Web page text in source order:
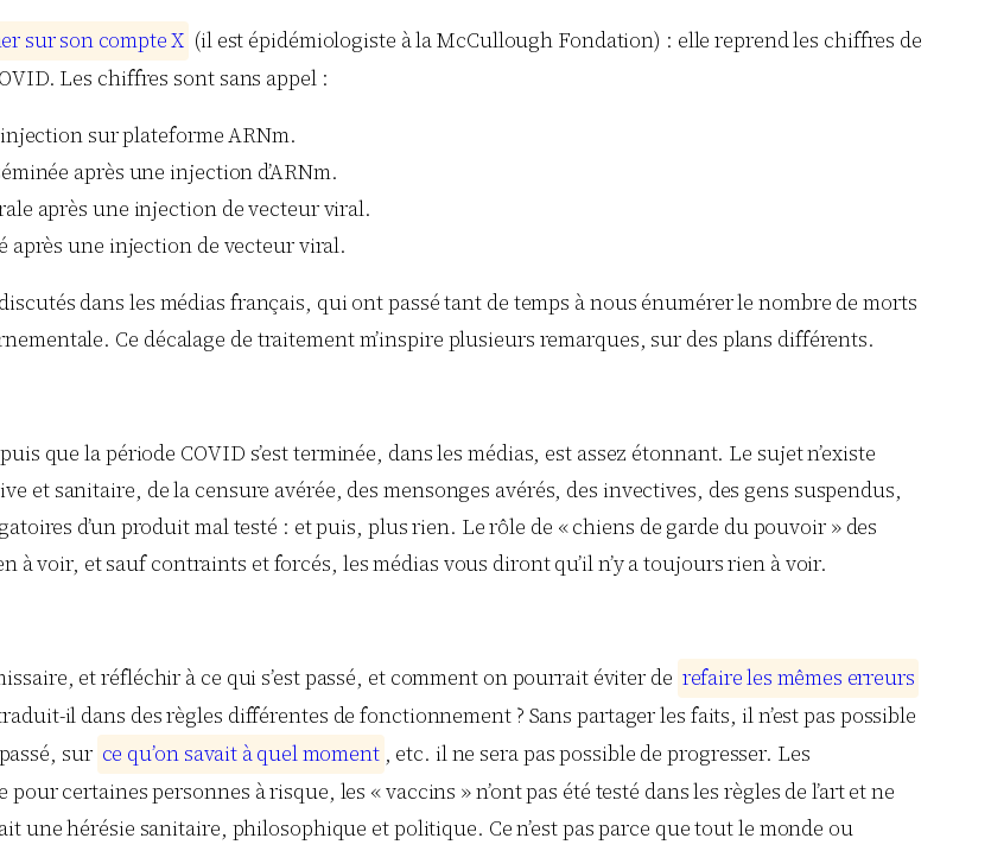
er surson compteX (il est épidémiologiste à la McCullough Fondation) : elle reprend les chiffres de
Les chiffres sont sans appel :
sur plateforme ARNm.
après une injection d’ARNm.
après une injection de vecteur viral.
après une injection de vecteur viral.
dans les médias français, qui ont passé tant de temps à nous énumérer le nombre de morts
Ce décalage de traitement m’inspire plusieurs remarques, sur des plans différents.
que la période COVID s’est terminée, dans les médias, est assez étonnant. Le sujet n’existe
et sanitaire, de la censure avérée, des mensonges avérés, des invectives, des gens suspendus,
d’un produit mal testé : et puis, plus rien. Le rôle de « chiens de garde du pouvoir » des
à voir, et sauf contraints et forcés, les médias vous diront qu’il n’y a toujours rien à voir.
et réfléchir à ce qui s’est passé, et comment on pourrait éviter de refaireles mêmes erreurs
il dans des règles différentes de fonctionnement ? Sans partager les faits, il n’est pas possible
sur ce qu’on savait àquelmoment , etc. il ne sera pas possible de progresser. Les
certaines personnes à risque, les « vaccins » n’ont pas été testé dans les règles de l’art et ne
une hérésie sanitaire, philosophique et politique. Ce n’est pas parce que tout le monde ou